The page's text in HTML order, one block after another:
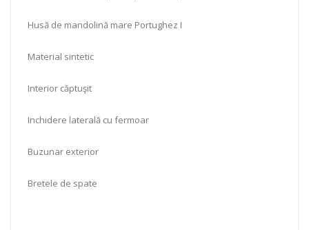
Husă de mandolină mare Portughez I
Material sintetic
Interior căptuşit
Inchidere laterală cu fermoar
Buzunar exterior
Bretele de spate